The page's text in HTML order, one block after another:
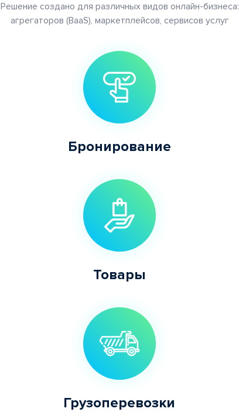
Решение создано для различных видов онлайн-бизнеса:
агрегаторов (BaaS), маркетплейсов, сервисов услуг
Бронирование
Товары
Грузоперевозки